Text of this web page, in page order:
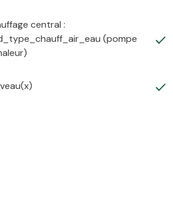
: 907 852 548
central :
(pompe